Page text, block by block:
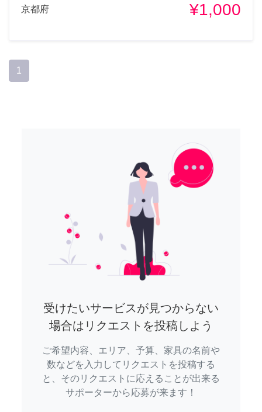
京都府 ¥1,000
1
受けたいサービスが見つからない
場合はリクエストを投稿しよう
ご希望内容、エリア、予算、家具の名前や
数などを入力してリクエストを投稿する
と、そのリクエストに応えることが出来る
サポーターから応募が来ます！